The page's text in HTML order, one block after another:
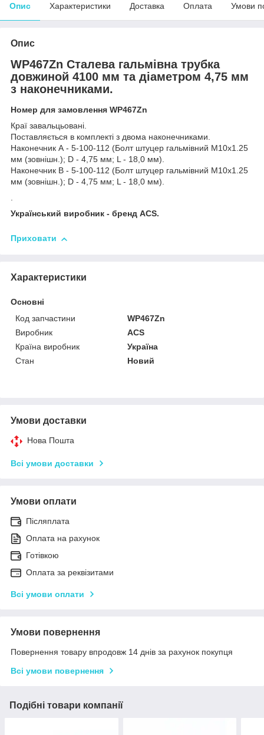
Опис Характеристики Доставка Оплата Умови
Опис
WP467Zn Сталева гальмівна трубка
довжиной 4100 мм та діаметром 4,75 мм
з наконечниками.
Номер для замовлення WP467Zn
Краї завальцьовані.
Поставляється в комплекті з двома наконечниками.
Наконечник А - 5-100-112 (Болт штуцер гальмівний М10х1.25
мм (зовнішн.); D - 4,75 мм; L - 18,0 мм).
Наконечник В - 5-100-112 (Болт штуцер гальмівний М10х1.25
мм (зовнішн.); D - 4,75 мм; L - 18,0 мм).
.
Український виробник - бренд ACS.
Приховати
Характеристики
Основні
Код запчастини
WP467Zn
Виробник
ACS
Країна виробник
Україна
Стан
Новий
Умови доставки
Нова Пошта
Всі умови доставки
Умови оплати
Післяплата
Оплата на рахунок
Готівкою
Оплата за реквізитами
Всі умови оплати
Умови повернення
Повернення товару впродовж 14 днів за рахунок покупця
Всі умови повернення
Подібні товари компанії